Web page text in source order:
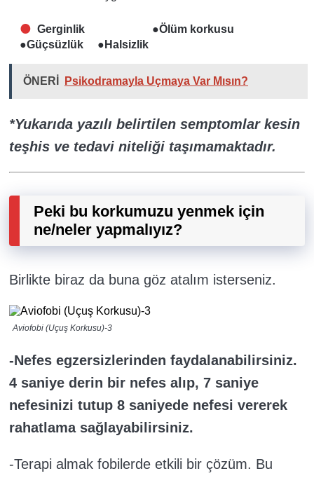
Gerginlik ●Ölüm korkusu
●Güçsüzlük ●Halsizlik
ÖNERİ Psikodramayla Uçmaya Var Mısın?
*Yukarıda yazılı belirtilen semptomlar kesin
teşhis ve tedavi niteliği taşımamaktadır.
Peki bu korkumuzu yenmek için
ne/neler yapmalıyız?
Birlikte biraz da buna göz atalım isterseniz.
Aviofobi (Uçuş Korkusu)-3
-Nefes egzersizlerinden faydalanabilirsiniz.
4 saniye derin bir nefes alıp, 7 saniye
nefesinizi tutup 8 saniyede nefesi vererek
rahatlama sağlayabilirsiniz.
-Terapi almak fobilerde etkili bir çözüm. Bu